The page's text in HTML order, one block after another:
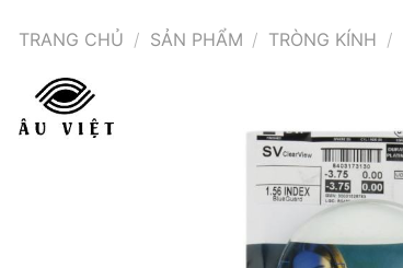
TRANG CHỦ / SẢN PHẨM / TRÒNG KÍNH /